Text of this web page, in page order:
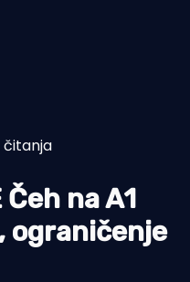
čitanja
Čeh na A1
ograničenje